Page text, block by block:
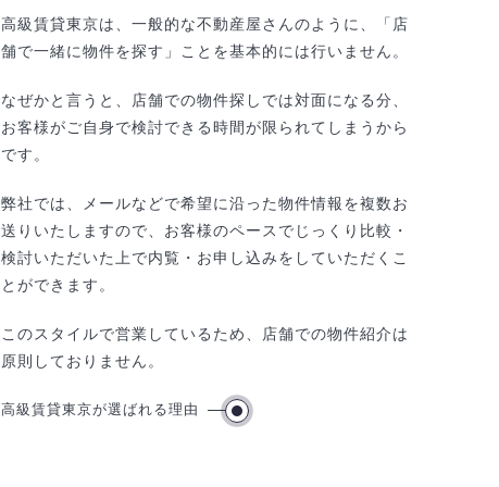
高級賃貸東京は、一般的な不動産屋さんのように、「店
舗で一緒に物件を探す」ことを基本的には行いません。
なぜかと言うと、店舗での物件探しでは対面になる分、
お客様がご自身で検討できる時間が限られてしまうから
です。
弊社では、メールなどで希望に沿った物件情報を複数お
送りいたしますので、お客様のペースでじっくり比較・
検討いただいた上で内覧・お申し込みをしていただくこ
とができます。
このスタイルで営業しているため、店舗での物件紹介は
原則しておりません。
高級賃貸東京が選ばれる理由